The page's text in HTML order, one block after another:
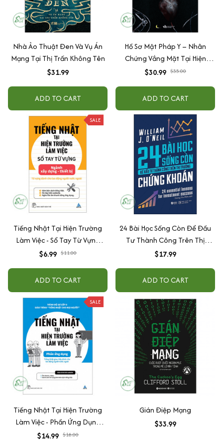
Nhà Ảo Thuật Đen Và Vụ Án
Mạng Tại Thị Trấn Không Tên
$31.99
ADD TO CART
Hồ Sơ Mật Pháp Y – Nhân
Chứng Vắng Mặt Tại Hiện
Trường
$30.99 $35.00
ADD TO CART
SALE
Tiếng Nhật Tại Hiện Trường
Làm Việc - Sổ Tay Từ Vựng
Ngành Xây Dựng - Thiết Bị
$6.99 $11.00
ADD TO CART
24 Bài Học Sống Còn Để Đầu
Tư Thành Công Trên Thị
Trường Chứng Khoán
$17.99
ADD TO CART
SALE
Tiếng Nhật Tại Hiện Trường
Làm Việc - Phần Ứng Dụng
(Tiếng Nhật Cho Mọi Người -
$14.99 $18.00
Gián Điệp Mạng
$33.99